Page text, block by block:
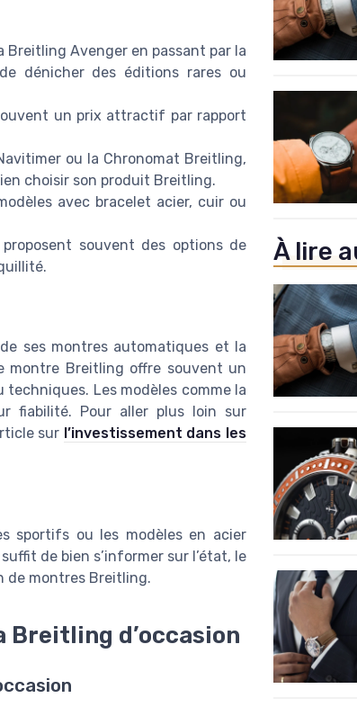
Breitling Avenger en passant par la
dénicher des éditions rares ou
un prix attractif par rapport
ou la Chronomat Breitling,
choisir son produit Breitling.
avec bracelet acier, cuir ou
souvent des options de
ses montres automatiques et la
montre Breitling offre souvent un
Les modèles comme la
fiabilité. Pour aller plus loin sur
sur l’investissement dans les
sportifs ou les modèles en acier
de bien s’informer sur l’état, le
de montres Breitling.
d’occasion
À lire